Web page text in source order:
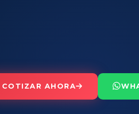
COTIZAR AHORA